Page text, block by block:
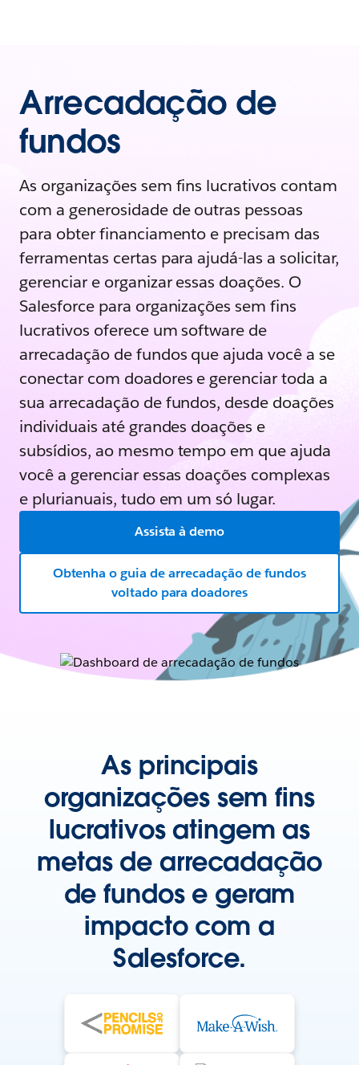
Arrecadação de
fundos
As organizações sem fins lucrativos contam
com a generosidade de outras pessoas
para obter financiamento e precisam das
ferramentas certas para ajudá-las a solicitar,
gerenciar e organizar essas doações. O
Salesforce para organizações sem fins
lucrativos oferece um software de
arrecadação de fundos que ajuda você a se
conectar com doadores e gerenciar toda a
sua arrecadação de fundos, desde doações
individuais até grandes doações e
subsídios, ao mesmo tempo em que ajuda
você a gerenciar essas doações complexas
e plurianuais, tudo em um só lugar.
Assista à demo
Obtenha o guia de arrecadação de fundos
voltado para doadores
As principais
organizações sem fins
lucrativos atingem as
metas de arrecadação
de fundos e geram
impacto com a
Salesforce.